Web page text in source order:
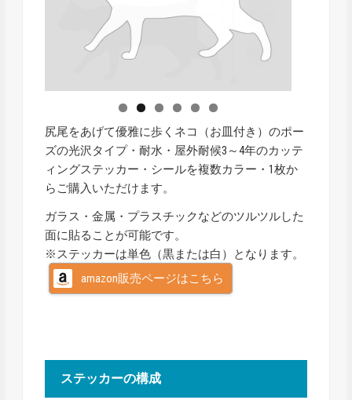
尻尾をあげて優雅に歩くネコ（お皿付き）のポー
ズの光沢タイプ・耐水・屋外耐候3～4年のカッテ
ィングステッカー・シールを複数カラー・1枚か
らご購入いただけます。
ガラス・金属・プラスチックなどのツルツルした
面に貼ることが可能です。
※ステッカーは単色（黒または白）となります。
amazon販売ページはこちら
ステッカーの構成